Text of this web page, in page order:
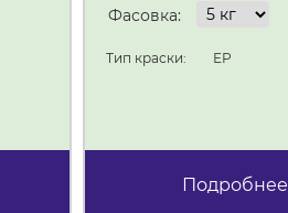
Фасовка:
Тип краски: ЕР
Подробнее